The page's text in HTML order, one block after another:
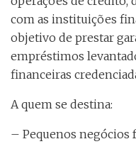
com as instituições
objetivo de prestar
empréstimos
financeiras
A quem se destina:
– Pequenos negócios